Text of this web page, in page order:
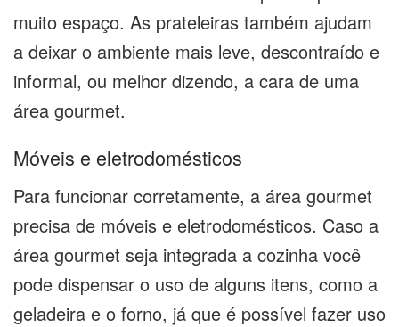
muito espaço. As prateleiras também ajudam
a deixar o ambiente mais leve, descontraído e
informal, ou melhor dizendo, a cara de uma
área gourmet.
Móveis e eletrodomésticos
Para funcionar corretamente, a área gourmet
precisa de móveis e eletrodomésticos. Caso a
área gourmet seja integrada a cozinha você
pode dispensar o uso de alguns itens, como a
geladeira e o forno, já que é possível fazer uso